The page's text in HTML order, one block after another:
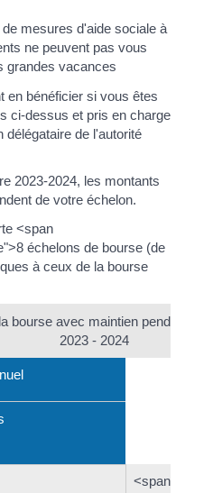
mesures d'aide sociale à
ne peuvent pas vous
grandes vacances
en bénéficier si vous êtes
ci-dessus et pris en charge
délégataire de l'autorité
2023-2024, les montants
de votre échelon.
<span
échelons de bourse (de
à ceux de la bourse
bourse avec maintien pendant
2023 - 2024
<span